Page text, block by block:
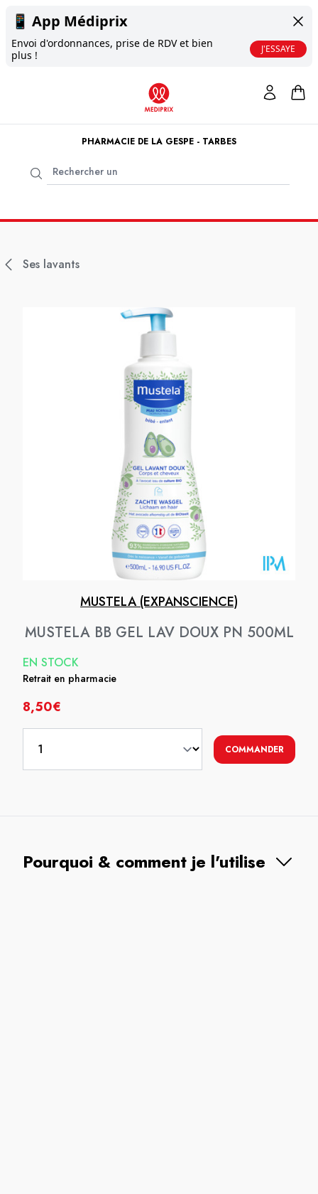
📱 App Médiprix
Envoi d'ordonnances, prise de RDV et bien
plus !
J'ESSAYE
PHARMACIE DE LA GESPE - TARBES
Ses lavants
MUSTELA (EXPANSCIENCE)
MUSTELA BB GEL LAV DOUX PN 500ML
EN STOCK
Retrait en pharmacie
8,50€
COMMANDER
Pourquoi & comment je l'utilise